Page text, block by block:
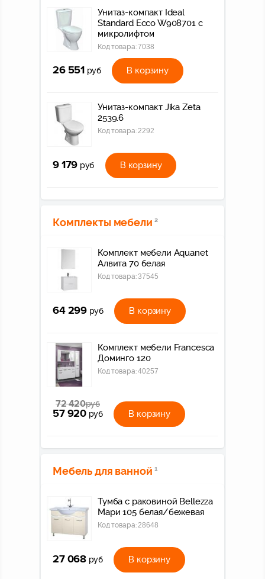
Унитаз-компакт Ideal
Standard Ecco W908701 с
микролифтом
Код товара:7038
26 551 руб В корзину
Унитаз-компакт Jika Zeta
2539.6
Код товара:2292
9 179 руб В корзину
Комплекты мебели 2
Комплект мебели Aquanet
Алвита 70 белая
Код товара:37545
64 299 руб В корзину
Комплект мебели Francesca
Доминго 120
Код товара:40257
72 420руб
57 920 руб В корзину
Мебель для ванной 1
Тумба с раковиной Bellezza
Мари 105 белая/бежевая
Код товара:28648
27 068 руб В корзину